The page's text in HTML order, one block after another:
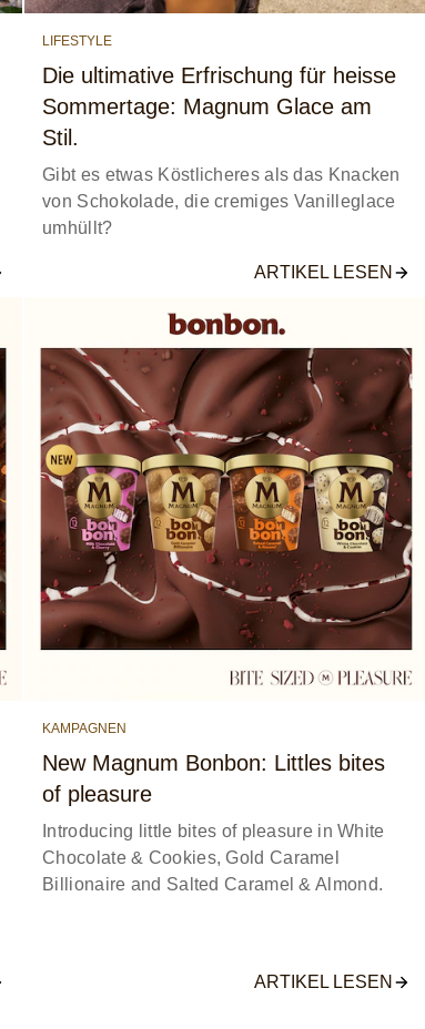
LIFESTYLE
Die ultimative Erfrischung für heisse
Sommertage: Magnum Glace am
Stil.
Gibt es etwas Köstlicheres als das Knacken
von Schokolade, die cremiges Vanilleglace
umhüllt?
ARTIKEL LESEN
KAMPAGNEN
New Magnum Bonbon: Littles bites
of pleasure
Introducing little bites of pleasure in White
Chocolate & Cookies, Gold Caramel
Billionaire and Salted Caramel & Almond.
ARTIKEL LESEN